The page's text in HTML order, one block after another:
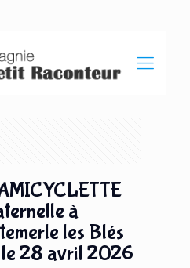
à
les Blés
28 avril 2026